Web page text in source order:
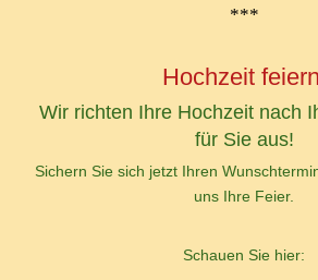
***
Hochzeit
Wir richten Ihre Hochzeit nach
für Sie aus!
Sichern Sie sich jetzt Ihren
uns Ihre Feier.
Schauen Sie hier: